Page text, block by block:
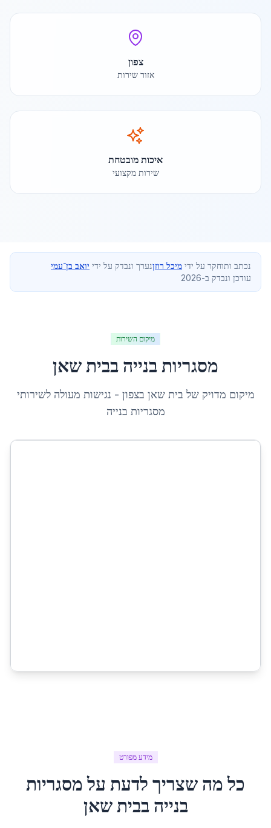
צפון
אזור שירות
איכות מובטחת
שירות מקצועי
נכתב ותוחקר על ידי מיכל רוזןנערך ונבדק על ידי יואב בן־עמי
עודכן ונבדק ב-2026
מיקום השירות
מסגריות בנייה בבית שאן
מיקום מדויק של בית שאן בצפון - נגישות מעולה לשירותי
מסגריות בנייה
מידע מפורט
כל מה שצריך לדעת עלמסגריות
בנייה בבית שאן